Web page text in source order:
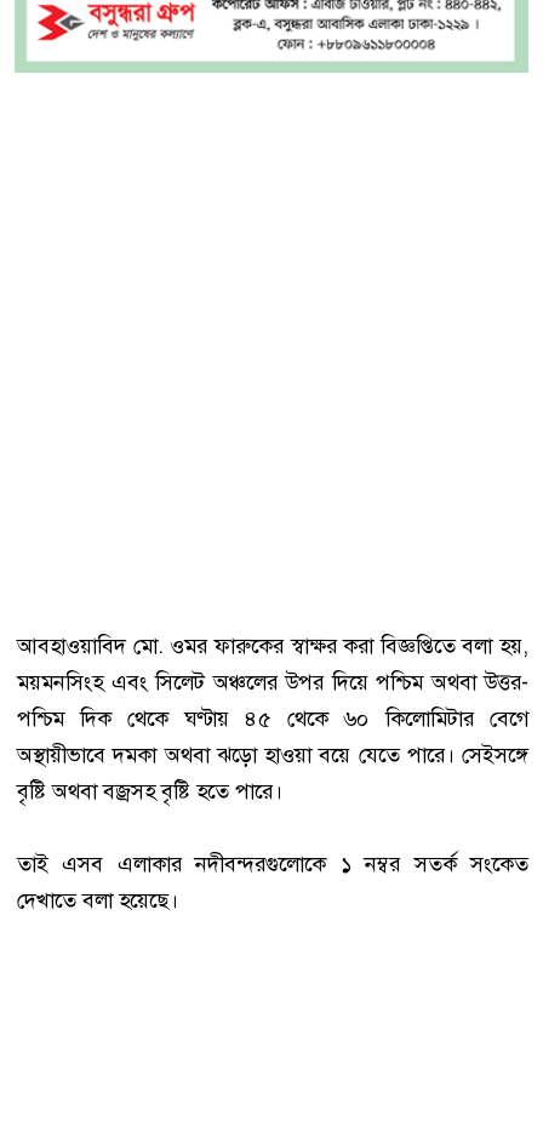
আবহাওয়াবিদ মো. ওমর ফারুকের স্বাক্ষর করা বিজ্ঞপ্তিতে বলা হয়,
ময়মনসিংহ এবং সিলেট অঞ্চলের উপর দিয়ে পশ্চিম অথবা উত্তর-
পশ্চিম দিক থেকে ঘণ্টায় ৪৫ থেকে ৬০ কিলোমিটার বেগে
অস্থায়ীভাবে দমকা অথবা ঝড়ো হাওয়া বয়ে যেতে পারে। সেইসঙ্গে
বৃষ্টি অথবা বজ্রসহ বৃষ্টি হতে পারে।
তাই এসব এলাকার নদীবন্দরগুলোকে ১ নম্বর সতর্ক সংকেত
দেখাতে বলা হয়েছে।